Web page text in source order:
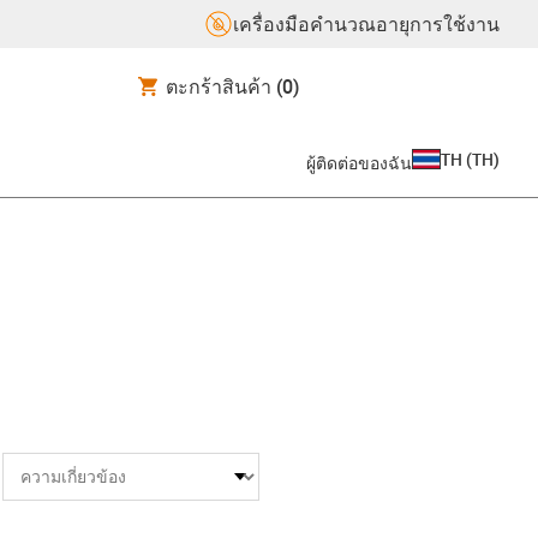
เครื่องมือคำนวณอายุการใช้งาน
ตะกร้าสินค้า (0)
ผู้ติดต่อของฉัน TH (TH)